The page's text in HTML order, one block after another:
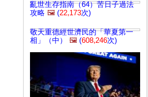
亂世生存指南（64）苦日子過法
攻略 🖼️ (22,173次)
敬天重德經世濟民的「華夏第一
相」（中）
🖼️ (608,246次)